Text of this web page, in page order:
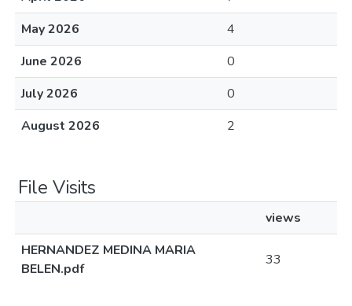
May 2026
4
June 2026
0
July 2026
0
August 2026
2
File Visits
views
HERNANDEZ MEDINA MARIA
BELEN.pdf
33